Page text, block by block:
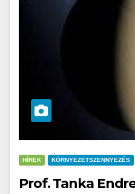
HÍREK KÖRNYEZETSZENNYEZÉS
Prof. Tanka